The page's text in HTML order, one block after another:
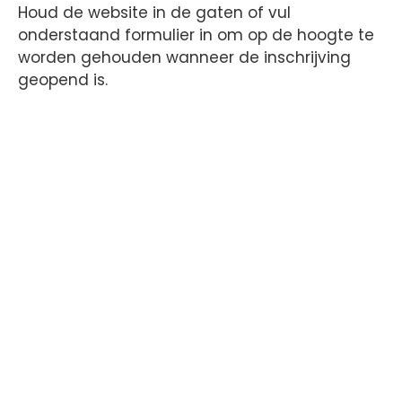
Houd de website in de gaten of vul
onderstaand formulier in om op de hoogte te
worden gehouden wanneer de inschrijving
geopend is.